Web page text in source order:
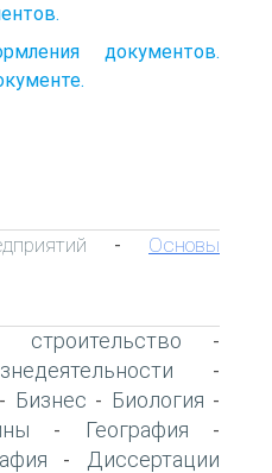
документов.
- Основы
-
-
- Бизнес - Биология -
- География -
-
Диссертации